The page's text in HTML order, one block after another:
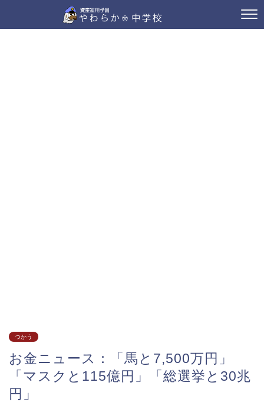
つかう
お金ニュース：「馬と7,500万円」
「マスクと115億円」「総選挙と30兆
円」